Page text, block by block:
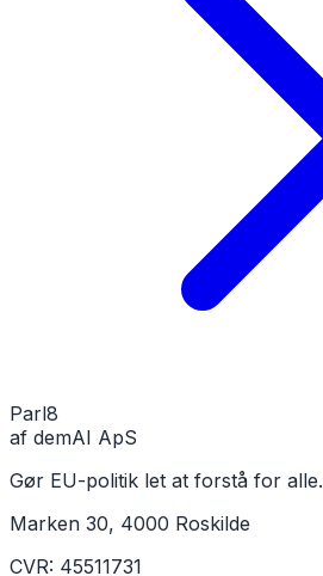
Parl8
af demAI ApS
Gør EU-politik let at forstå for alle.
Marken 30, 4000 Roskilde
CVR: 45511731